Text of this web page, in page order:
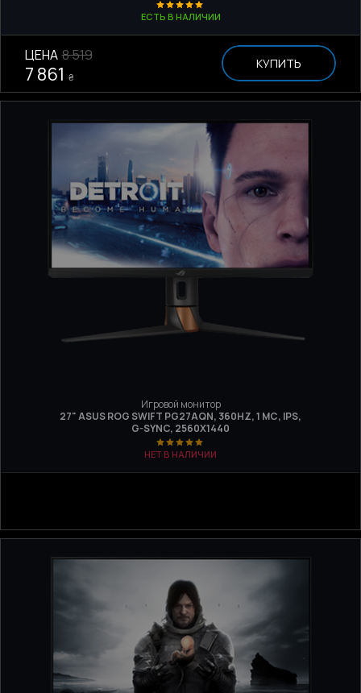
ЕСТЬ В НАЛИЧИИ
ЦЕНА 8 519
7 861 ₴
КУПИТЬ
Игровой монитор
27" ASUS ROG SWIFT PG27AQN, 360HZ, 1 МС, IPS,
G-SYNC, 2560X1440
НЕТ В НАЛИЧИИ